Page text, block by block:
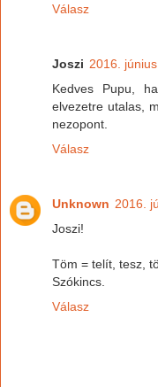
Válasz
Joszi 2016.
Kedves Pupu,
elvezetre utalas,
nezopont.
Válasz
Unknown 2016.
Joszi!
Töm = telít, tesz,
Szókincs.
Válasz